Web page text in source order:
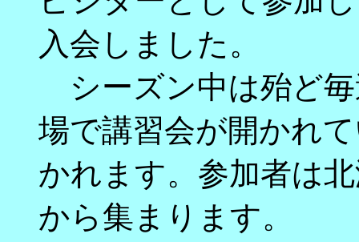
入会しました。
シーズン中は殆ど
場で講習会が開かれ
かれます。参加者は
から集まります。